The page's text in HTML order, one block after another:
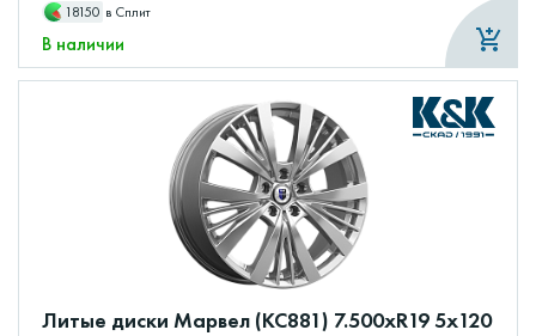
18150 в Сплит
В наличии
Литые диски Марвел (КС881) 7.500xR19 5x120